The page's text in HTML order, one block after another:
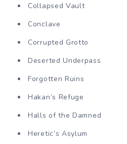
Collapsed Vault
Conclave
Corrupted Grotto
Deserted Underpass
Forgotten Ruins
Hakan’s Refuge
Halls of the Damned
Heretic’s Asylum